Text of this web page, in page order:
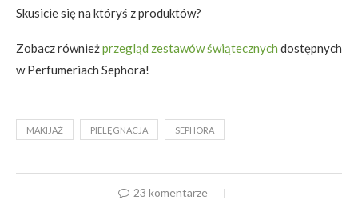
Skusicie się na któryś z produktów?
Zobacz równieżprzegląd zestawów świątecznych dostępnych
w Perfumeriach Sephora!
MAKIJAŻ PIELĘGNACJA SEPHORA
23 komentarze